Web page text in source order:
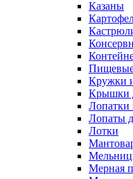
Вилки,
Воронки
Доски
Емкости
Казаны